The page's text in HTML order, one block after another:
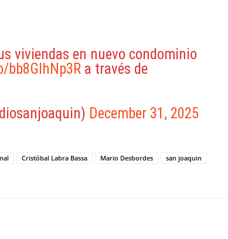
viviendas en nuevo condominio
bb8GlhNp3Ra través de
December 31, 2025
Cristóbal Labra Bassa Mario Desbordes
san joaquin